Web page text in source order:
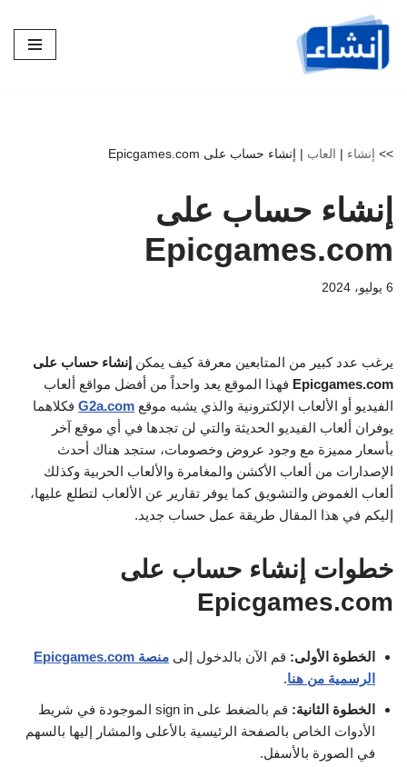
تخطى
إلى
>> إنشاء | العاب | إنشاء حساب على Epicgames.com
إنشاء حساب على
Epicgames.com
6 يوليو، 2024
يرغب عدد كبير من المتابعين معرفة كيف يمكن إنشاء حساب على
Epicgames.com فهذا الموقع يعد واحداً من أفضل مواقع ألعاب
الفيديو أو الألعاب الإلكترونية والذي يشبه موقع G2a.com فكلاهما
يوفران ألعاب الفيديو الحديثة والتي لن تجدها في أي موقع آخر
بأسعار مميزة مع وجود عروض وخصومات، ستجد هناك أحدث
الإصدارات من ألعاب الأكشن والمغامرة والألعاب الحربية وكذلك
ألعاب الغموض والتشويق كما يوفر تقارير عن الألعاب لتطلع عليها،
إليكم في هذا المقال طريقة عمل حساب جديد.
خطوات إنشاء حساب على
Epicgames.com
الخطوة الأولى: قم الآن بالدخول إلى منصة Epicgames.com
الرسمية من هنا.
الخطوة الثانية:
قم بالضغط على sign in الموجودة في شريط
الأدوات الخاص بالصفحة الرئيسية بالأعلى والمشار إليها بالسهم
في الصورة بالأسفل.